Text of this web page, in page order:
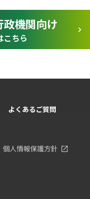
政機関向け
こちら
よくあるご質問
個人情報保護方針